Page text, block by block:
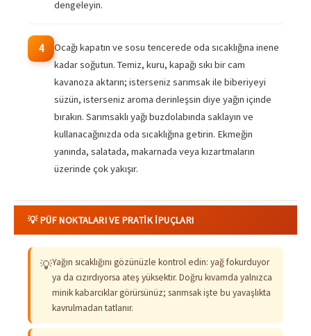
dengeleyin.
4
Ocağı kapatın ve sosu tencerede oda sıcaklığına inene
kadar soğutun. Temiz, kuru, kapağı sıkı bir cam
kavanoza aktarın; isterseniz sarımsak ile biberiyeyi
süzün, isterseniz aroma derinleşsin diye yağın içinde
bırakın. Sarımsaklı yağı buzdolabında saklayın ve
kullanacağınızda oda sıcaklığına getirin. Ekmeğin
yanında, salatada, makarnada veya kızartmaların
üzerinde çok yakışır.
💡 PÜF NOKTALARI VE PRATIK İPUÇLARI
💡Yağın sıcaklığını gözünüzle kontrol edin: yağ fokurduyor
ya da cızırdıyorsa ateş yüksektir. Doğru kıvamda yalnızca
minik kabarcıklar görürsünüz; sarımsak işte bu yavaşlıkta
kavrulmadan tatlanır.